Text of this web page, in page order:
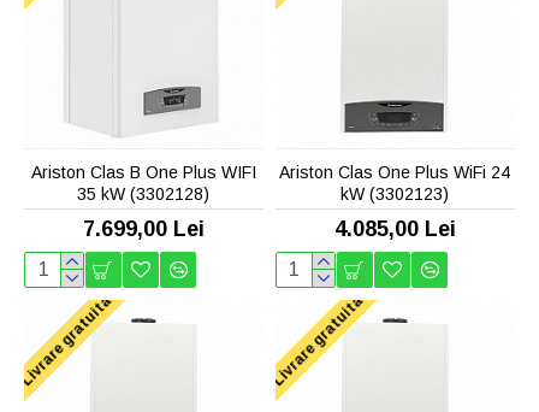
Ariston Clas B One Plus WIFI
35 kW (3302128)
7.699,00 Lei
Ariston Clas One Plus WiFi 24
kW (3302123)
4.085,00 Lei
Livrare gratuita Livrare gratuita